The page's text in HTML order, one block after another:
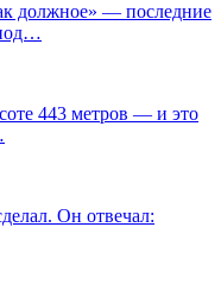
должное» — последние
443 метров — и это
Он отвечал: